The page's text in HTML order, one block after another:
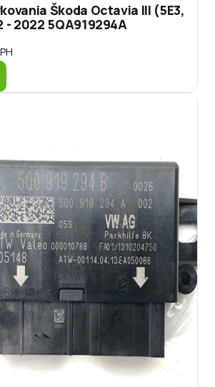
Škoda Octavia III (5E3,
- 2022 5QA919294A